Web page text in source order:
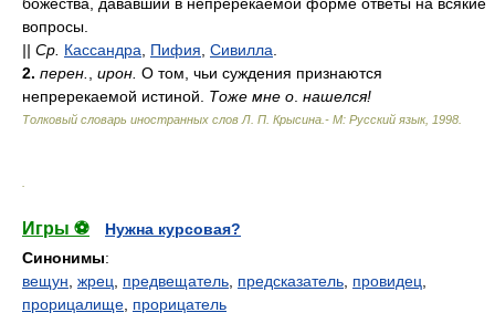
вопросы.
|| Ср. Кассандра Пифия Сивилла
2. перен. ирон. О том, чьи суждения признаются
непререкаемой истиной. Тоже мне о нашелся!
Толковый словарь иностранных слов Л. П. Крысина.- М: Русский язык, 1998
Игры ⚽
Нужна курсовая?
Синонимы:
вещун жрец предвещатель предсказатель провидец
прорицалище прорицатель